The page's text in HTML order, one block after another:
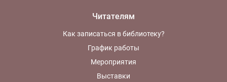
Читателям
Как записаться в библиотеку?
График работы
Мероприятия
Выставки